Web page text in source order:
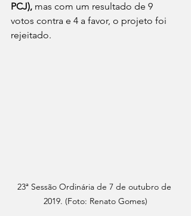
PCJ), mas com um resultado de 9
votos contra e 4 a favor, o projeto foi
rejeitado.
23ª Sessão Ordinária de 7 de outubro de
2019. (Foto: Renato Gomes)